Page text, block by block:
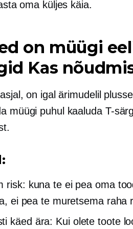
oma küljes käia.
on müügi
Kas
on igal ärimudelil
müügi puhul kaaluda T-
risk: kuna te ei pea oma
ei pea te muretsema raha
käed ära: Kui olete toote